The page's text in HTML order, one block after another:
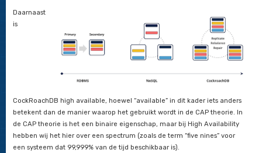
De CAP theorie stelt dat het onmogelijk is voor
om tegelijkertijd meer dan 2 van de volgende
consistency – consistentie
availability – beschikbaarheid
CockRoachDB is een CP (consistent en partitie tolerant)
betekent dat, indien er partities aanwezig zijn, het systeem
onbeschikbaar wordt dan dat het wordt toegelaten dat er